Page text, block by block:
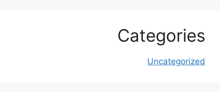
Categories
Uncategorized